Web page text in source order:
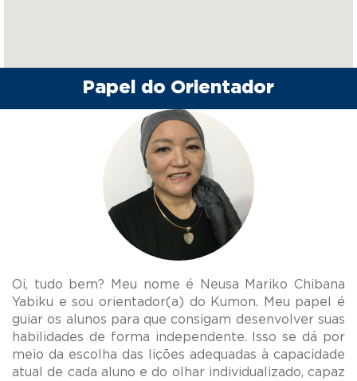
Papel do Orientador
Oi, tudo bem? Meu nome é Neusa Mariko Chibana
Yabiku e sou orientador(a) do Kumon. Meu papel é
guiar os alunos para que consigam desenvolver suas
habilidades de forma independente. Isso se dá por
meio da escolha das lições adequadas à capacidade
atual de cada aluno e do olhar individualizado, capaz